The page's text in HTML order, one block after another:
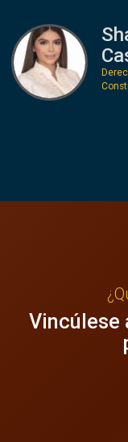
Vincúlese